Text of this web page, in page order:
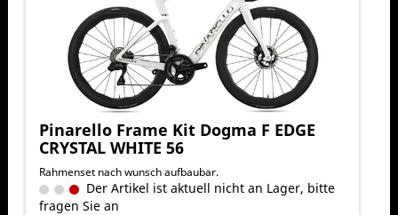
Pinarello Frame Kit Dogma F EDGE
CRYSTAL WHITE 56
Rahmenset nach wunsch aufbaubar.
Der Artikel ist aktuell nicht an Lager, bitte
fragen Sie an